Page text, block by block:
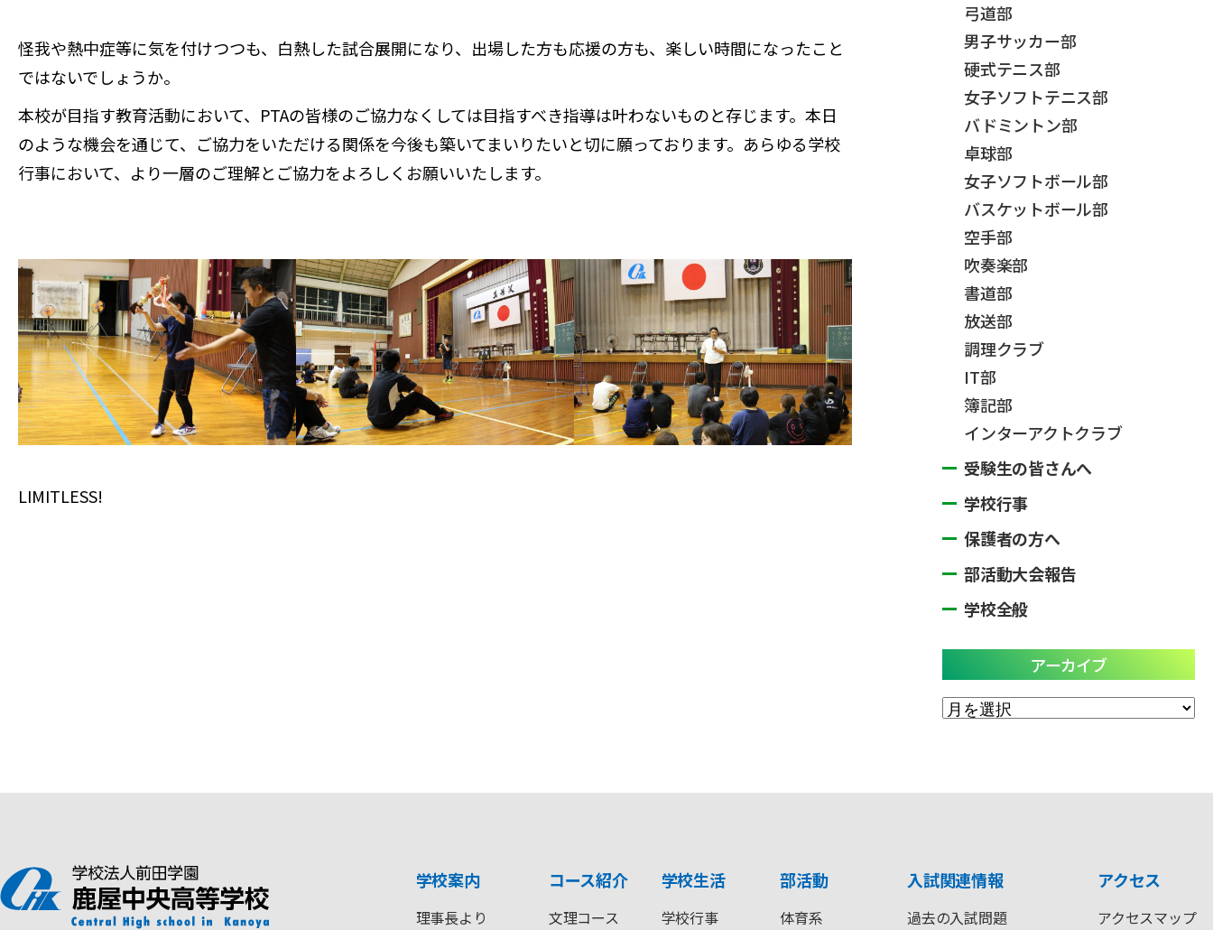
怪我や熱中症等に気を付けつつも、白熱した試合展開になり、出場した方も応援の方も、楽しい時間になったこと
ではないでしょうか。
本校が目指す教育活動において、PTAの皆様のご協力なくしては目指すべき指導は叶わないものと存じます。本日
のような機会を通じて、ご協力をいただける関係を今後も築いてまいりたいと切に願っております。あらゆる学校
行事において、より一層のご理解とご協力をよろしくお願いいたします。
LIMITLESS!
弓道部
男子サッカー部
硬式テニス部
女子ソフトテニス部
バドミントン部
卓球部
女子ソフトボール部
バスケットボール部
空手部
吹奏楽部
書道部
放送部
調理クラブ
IT部
簿記部
インターアクトクラブ
受験生の皆さんへ
学校行事
保護者の方へ
部活動大会報告
学校全般
アーカイブ
ア
ー
ブ
学校案内
理事長より
コース紹介
文理コース
学校生活
学校行事
部活動
体育系
入試関連情報
過去の入試問題
アクセス
アクセスマップ